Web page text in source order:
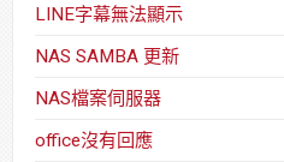
LINE字幕無法顯示
NAS SAMBA 更新
NAS檔案伺服器
office沒有回應